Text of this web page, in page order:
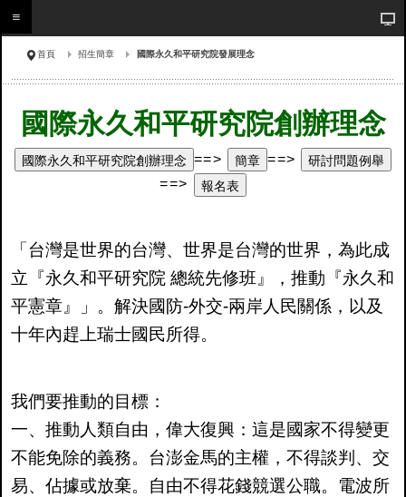
首頁 招生簡章 國際永久和平研究院發展理念
國際永久和平研究院創辦理念
國際永久和平研究院創辦理念 ==> 簡章 ==> 研討問題例舉
==> 報名表
「台灣是世界的台灣、世界是台灣的世界，為此成
立『永久和平研究院 總統先修班』，推動『永久和
平憲章』」。解決國防-外交-兩岸人民關係，以及
十年內趕上瑞士國民所得。
我們要推動的目標：
一、推動人類自由，偉大復興：這是國家不得變更
不能免除的義務。台澎金馬的主權，不得談判、交
易、佔據或放棄。自由不得花錢競選公職。電波所